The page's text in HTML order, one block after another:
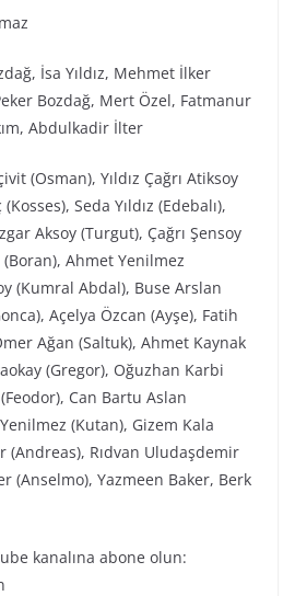
İsa Yıldız, Mehmet İlker
Bozdağ, Mert Özel, Fatmanur
Abdulkadir İlter
(Osman), Yıldız Çağrı Atiksoy
Seda Yıldız (Edebalı),
Aksoy (Turgut), Çağrı Şensoy
Ahmet Yenilmez
(Kumral Abdal), Buse Arslan
Açelya Özcan (Ayşe), Fatih
Ağan (Saltuk), Ahmet Kaynak
(Gregor), Oğuzhan Karbi
Can Bartu Aslan
(Kutan), Gizem Kala
(Andreas), Rıdvan Uludaşdemir
(Anselmo), Yazmeen Baker, Berk
kanalına abone olun: